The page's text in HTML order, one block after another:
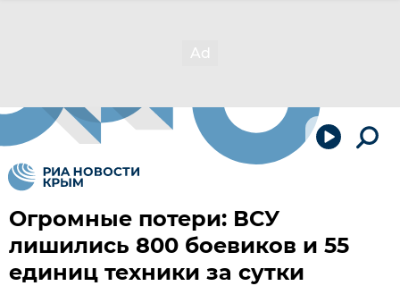
Огромные потери: ВСУ
лишились 800 боевиков и 55
единиц техники за сутки